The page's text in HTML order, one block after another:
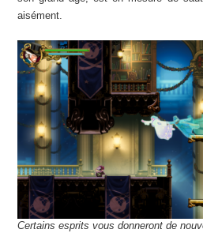
aisément.
Certains esprits vous donneront de